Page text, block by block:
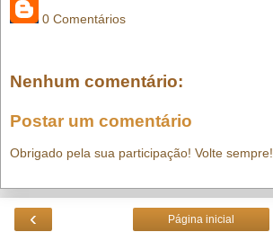
0 Comentários
Nenhum comentário:
Postar um comentário
Obrigado pela sua participação! Volte sempre!
‹ Página inicial